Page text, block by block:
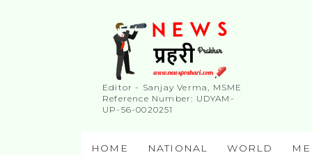
Editor - Sanjay Verma, MSME
Reference Number: UDYAM-
UP-56-0020251
HOME NATIONAL WORLD